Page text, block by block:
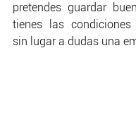
pretendes guardar
tienes las condiciones
sin lugar a dudas una